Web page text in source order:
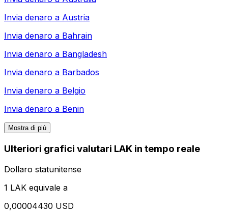
Invia denaro a Austria
Invia denaro a Bahrain
Invia denaro a Bangladesh
Invia denaro a Barbados
Invia denaro a Belgio
Invia denaro a Benin
Mostra di più
Ulteriori grafici valutari LAK in tempo reale
Dollaro statunitense
1 LAK equivale a
0,00004430 USD